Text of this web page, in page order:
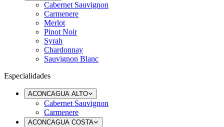
Cabernet Sauvignon
Carmenere
Merlot
Pinot Noir
Syrah
Chardonnay
Sauvignon Blanc
Especialidades
ACONCAGUA ALTO
Cabernet Sauvignon
Carmenere
ACONCAGUA COSTA